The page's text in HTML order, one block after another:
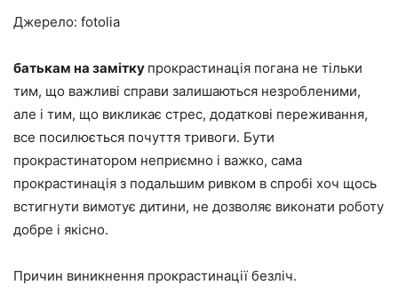
Джерело: fotolia
батькам на замітку прокрастинація погана не тільки
тим, що важливі справи залишаються незробленими,
але і тим, що викликає стрес, додаткові переживання,
все посилюється почуття тривоги. Бути
прокрастинатором неприємно і важко, сама
прокрастинація з подальшим ривком в спробі хоч щось
встигнути вимотує дитини, не дозволяє виконати роботу
добре і якісно.
Причин виникнення прокрастинації безліч.